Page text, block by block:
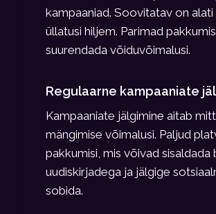
kampaaniad. Soovitatav on
üllatusi hiljem. Parimad
suurendada võiduvõimalusi.
Regulaarne kampaaniate
Kampaaniate jälgimine aitab
mängimise võimalusi. Paljud
pakkumisi, mis võivad
uudiskirjadega ja jälgige
sobida.